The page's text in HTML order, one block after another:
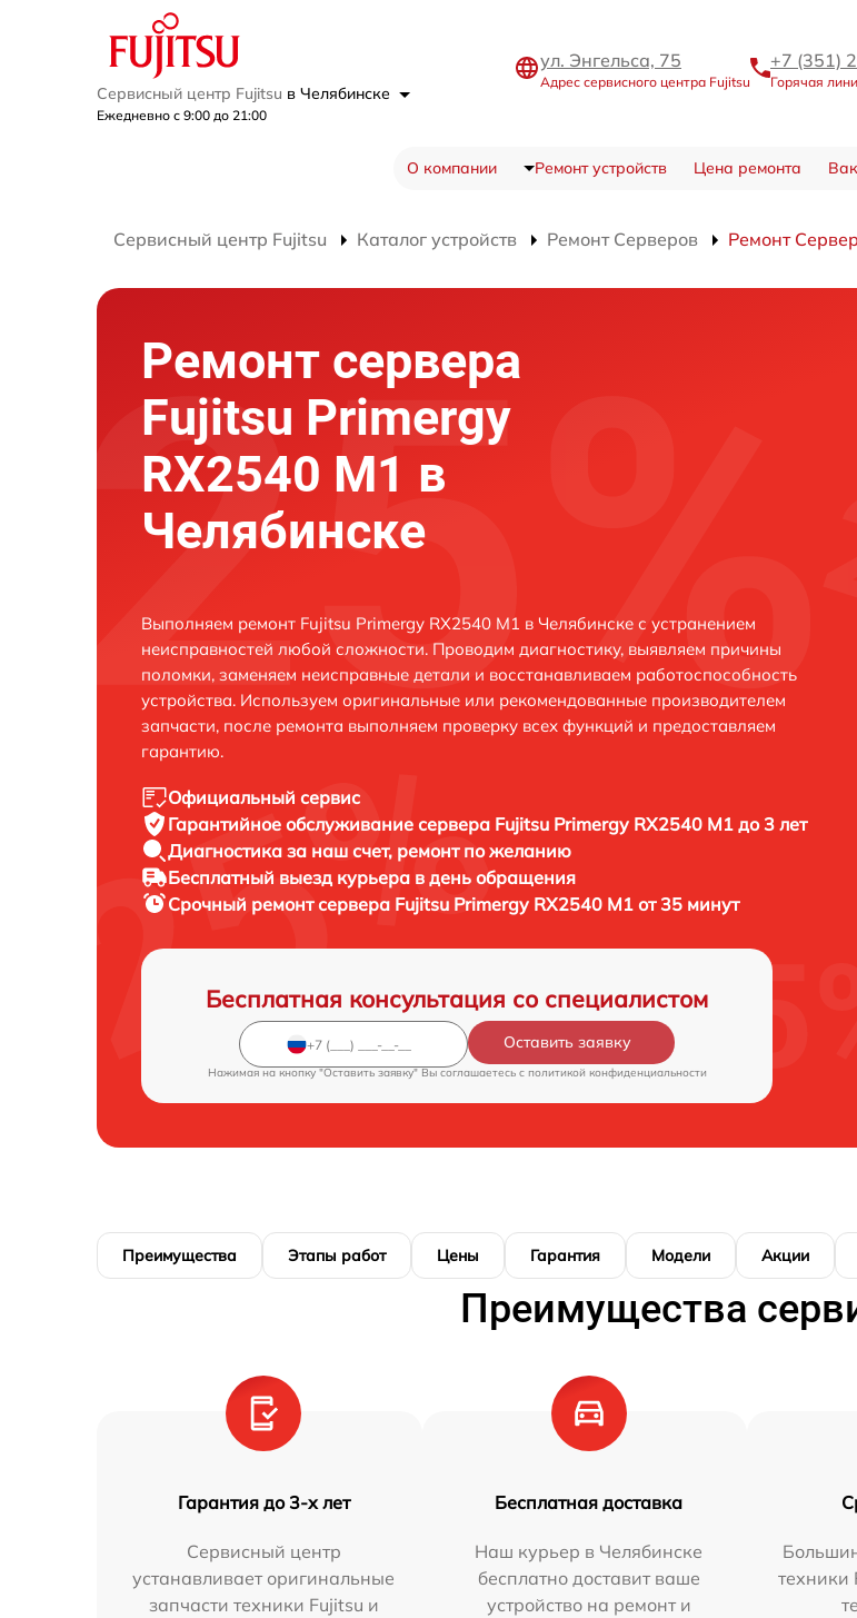
Сервисный центр Fujitsu в Челябинске
Ежедневно с 9:00 до 21:00
ул. Энгельса, 75
Адрес сервисного центра Fujitsu
+7 (351)
Горячая
О компании Ремонт устройств Цена ремонта
Сервисный центр Fujitsu Каталог устройств Ремонт Серверов Ремонт
Ремонт сервера
Fujitsu Primergy
RX2540 M1 в
Челябинске
Выполняем ремонт Fujitsu Primergy RX2540 M1 в Челябинске с устранением
неисправностей любой сложности. Проводим диагностику, выявляем причины
поломки, заменяем неисправные детали и восстанавливаем работоспособность
устройства. Используем оригинальные или рекомендованные производителем
запчасти, после ремонта выполняем проверку всех функций и предоставляем
гарантию.
Официальный сервис
Гарантийное обслуживание сервера Fujitsu Primergy RX2540 M1 до 3 лет
Диагностика за наш счет, ремонт по желанию
Бесплатный выезд курьера в день обращения
Срочный ремонтсервера Fujitsu Primergy RX2540 M1 от 35 минут
Бесплатная консультация со специалистом
Оставить заявку
Нажимая на кнопку "Оставить заявку" Вы соглашаетесь c политикой конфиденциальности
Преимущества Этапы работ Цены Гарантия Модели Акции
Преимущества
Гарантия до 3-х лет
Сервисный центр
устанавливает оригинальные
запчасти техники Fujitsu и
Бесплатная доставка
Наш курьер в Челябинске
бесплатно доставит ваше
устройство на ремонт и
техники